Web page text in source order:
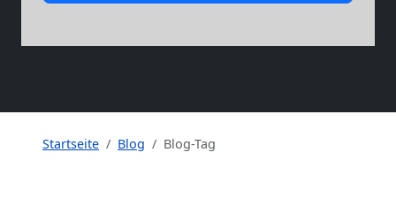
Startseite Blog Blog-Tag